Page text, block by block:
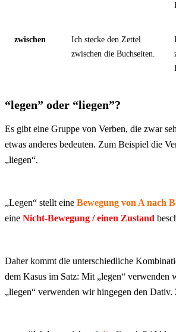
zwischen
Ich stecke den Zettel
zwischen die Buchseiten.
“legen” oder “liegen”?
Es gibt eine Gruppe von Verben, die zwar
etwas anderes bedeuten. Zum Beispiel die
„liegen“.
„Legen“ stellt eine Bewegung von A nach B
eine Nicht-Bewegung / einen Zustand
Daher kommt die unterschiedliche
dem Kasus im Satz: Mit „legen“ verwenden
„liegen“ verwenden wir hingegen den Dativ.